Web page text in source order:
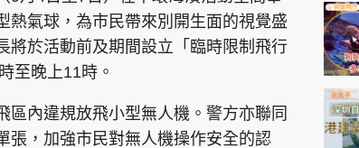
Copyright © 東周網 版權所有 .
熱氣球，為市民帶來別開生面的視覺盛
將於活動前及期間設立「臨時限制飛行
至晚上11時。
內違規放飛小型無人機。警方亦聯同
張，加強市民對無人機操作安全的認